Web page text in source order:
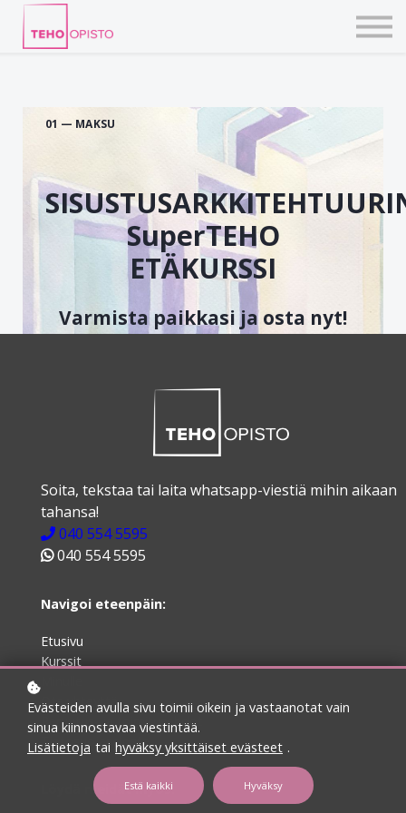
KIRJAUDU TEHOVERKKOON
01 — MAKSU
SuperTEHO
ETÄKURSSI
Varmista paikkasi ja osta nyt!
Soita, tekstaa tai laita whatsapp-viestiä mihin aikaan
tahansa!
040 554 5595
040 554 5595
Navigoi eteenpäin:
Etusivu
Kurssit
Ota yhteyttä
Peruutus- ja toimitusehdot
Tietosuojaseloste
Löydä meidät myös:
Evästeiden avulla sivu toimii oikein ja vastaanotat vain
sinua kiinnostavaa viestintää.
Lisätietoja tai hyväksy yksittäiset evästeet .
Estä kaikki Hyväksy